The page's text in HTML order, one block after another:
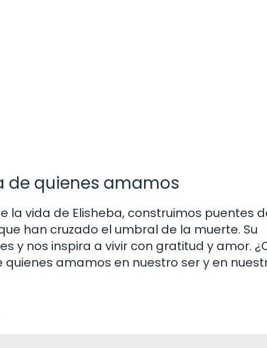
de quienes amamos
la vida de Elisheba, construimos puentes
han cruzado el umbral de la muerte. Su
y nos inspira a vivir con gratitud y amor.
amamos en nuestro ser y en